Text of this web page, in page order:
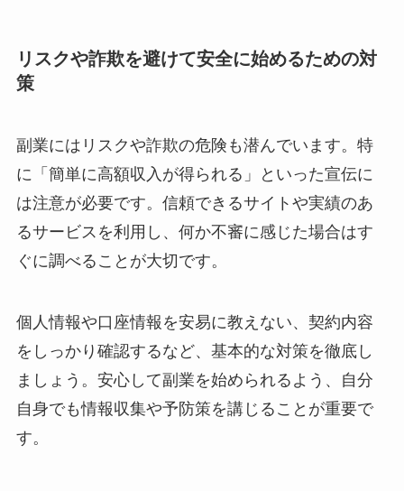
リスクや詐欺を避けて安全に始めるための対
策
副業にはリスクや詐欺の危険も潜んでいます。特
に「簡単に高額収入が得られる」といった宣伝に
は注意が必要です。信頼できるサイトや実績のあ
るサービスを利用し、何か不審に感じた場合はす
ぐに調べることが大切です。
個人情報や口座情報を安易に教えない、契約内容
をしっかり確認するなど、基本的な対策を徹底し
ましょう。安心して副業を始められるよう、自分
自身でも情報収集や予防策を講じることが重要で
す。